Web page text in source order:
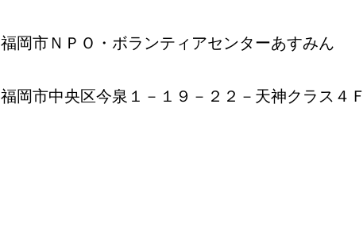
福岡市ＮＰＯ・ボランティアセンターあすみん
福岡市中央区今泉１－１９－２２－天神クラス４Ｆ